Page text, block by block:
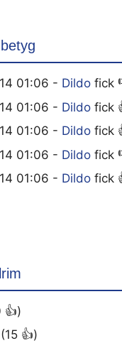
01:06 - Dildo fick
01:06 - Dildo fick
01:06 - Dildo fick
01:06 - Dildo fick
01:06 - Dildo fick
👍)
(15 👍)